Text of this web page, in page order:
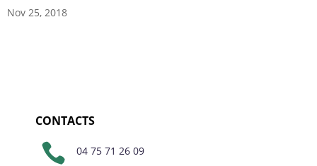
Nov 25, 2018
CONTACTS
 04 75 71 26 09